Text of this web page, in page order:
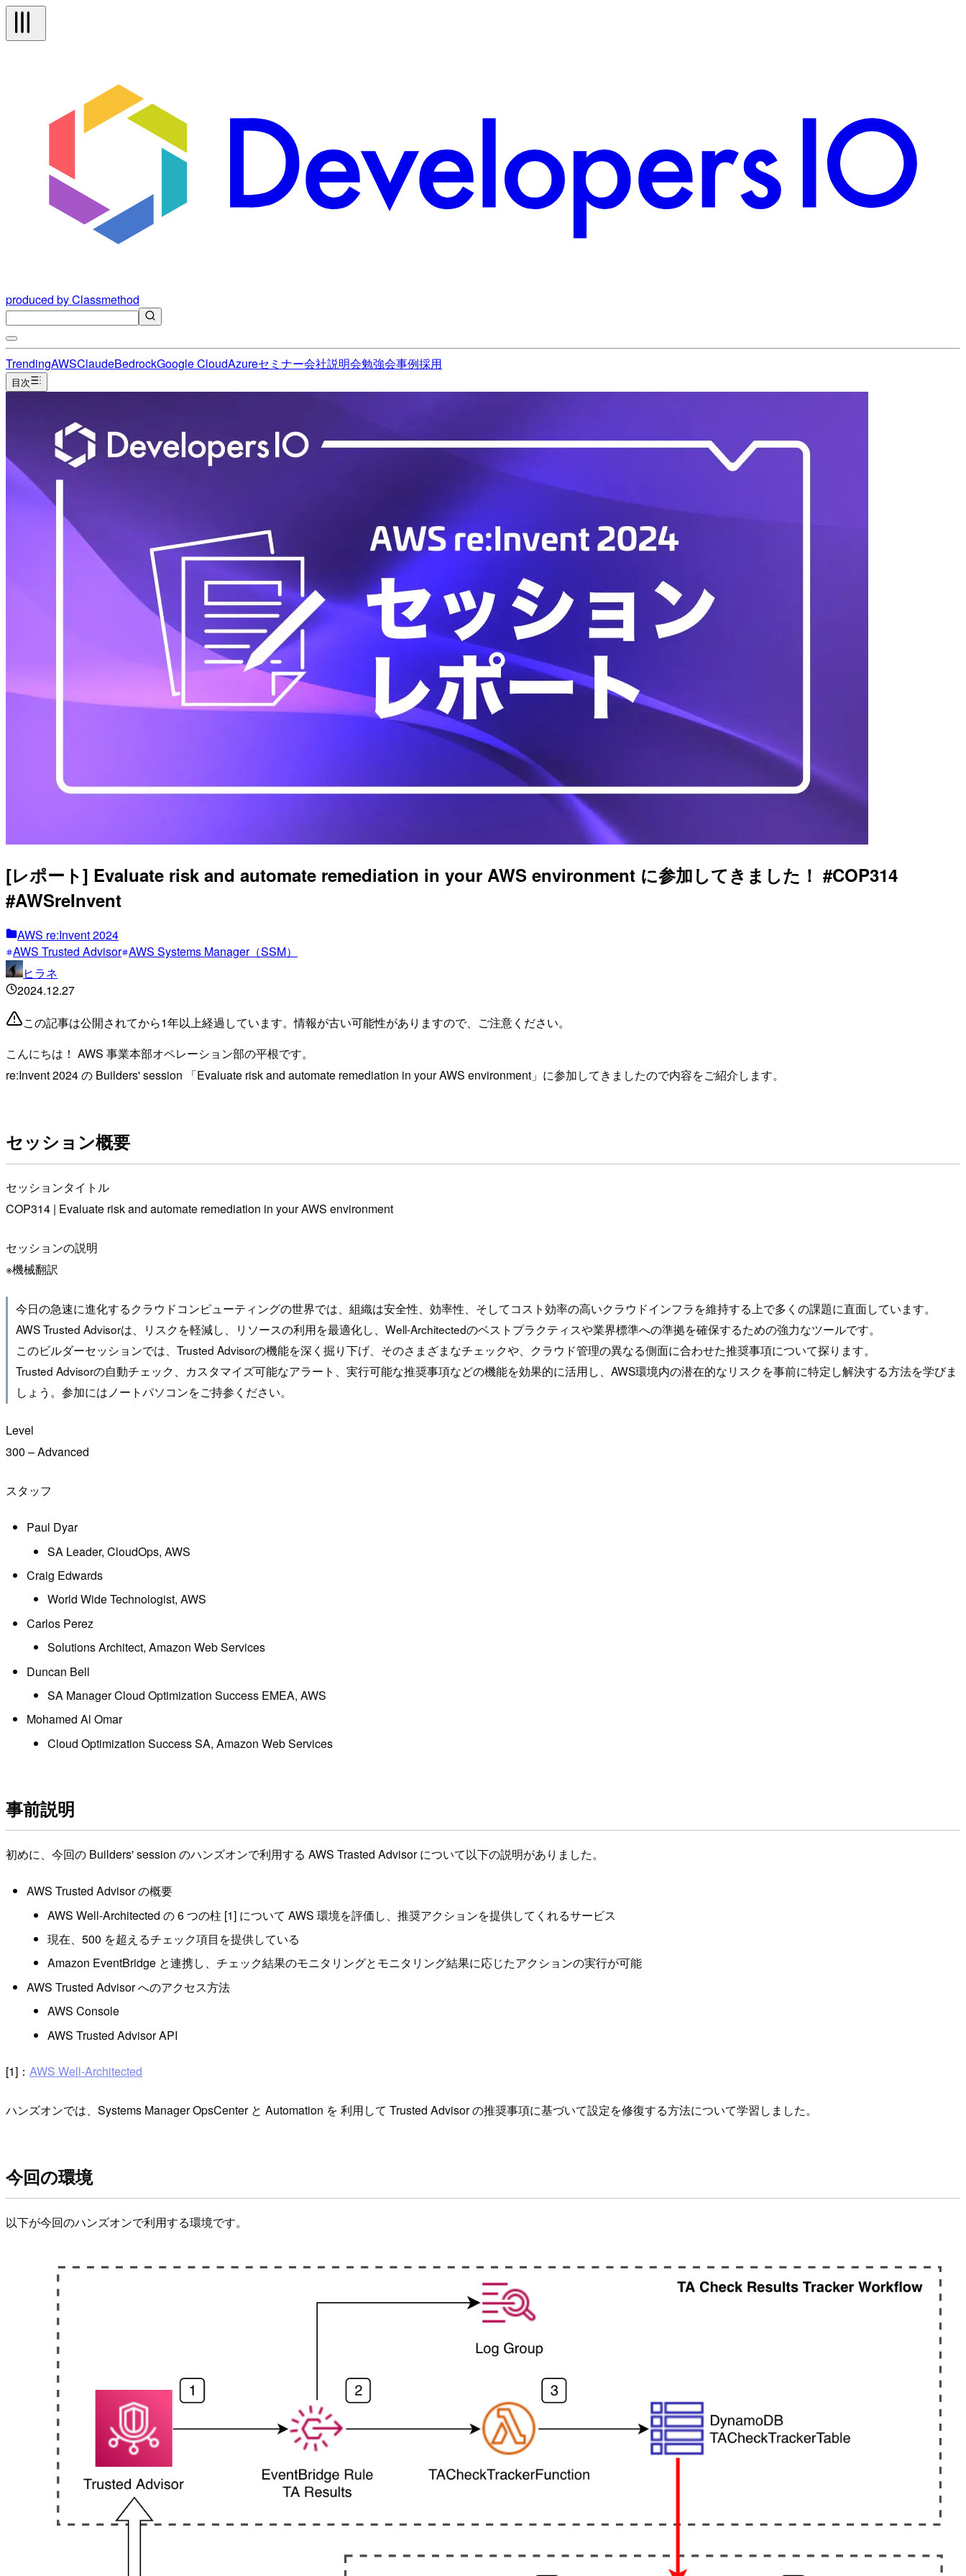
produced by Classmethod
TrendingAWSClaudeBedrockGoogle CloudAzureセミナー会社説明会勉強会事例採用
目次
[レポート] Evaluate risk and automate remediation in your AWS environment に参加してきました！ #COP314
#AWSreInvent
AWS re:Invent 2024
AWS Trusted Advisor AWS Systems Manager（SSM）
ヒラネ
2024.12.27
この記事は公開されてから1年以上経過しています。情報が古い可能性がありますので、ご注意ください。
こんにちは！ AWS 事業本部オペレーション部の平根です。
re:Invent 2024 の Builders' session 「Evaluate risk and automate remediation in your AWS environment」に参加してきましたので内容をご紹介します。
セッション概要
セッションタイトル
COP314 | Evaluate risk and automate remediation in your AWS environment
セッションの説明
※機械翻訳
今日の急速に進化するクラウドコンピューティングの世界では、組織は安全性、効率性、そしてコスト効率の高いクラウドインフラを維持する上で多くの課題に直面しています。
AWS Trusted Advisorは、リスクを軽減し、リソースの利用を最適化し、Well-Architectedのベストプラクティスや業界標準への準拠を確保するための強力なツールです。
このビルダーセッションでは、Trusted Advisorの機能を深く掘り下げ、そのさまざまなチェックや、クラウド管理の異なる側面に合わせた推奨事項について探ります。
Trusted Advisorの自動チェック、カスタマイズ可能なアラート、実行可能な推奨事項などの機能を効果的に活用し、AWS環境内の潜在的なリスクを事前に特定し解決する方法を学びま
しょう。参加にはノートパソコンをご持参ください。
Level
300 – Advanced
スタッフ
Paul Dyar
SA Leader, CloudOps, AWS
Craig Edwards
World Wide Technologist, AWS
Carlos Perez
Solutions Architect, Amazon Web Services
Duncan Bell
SA Manager Cloud Optimization Success EMEA, AWS
Mohamed Al Omar
Cloud Optimization Success SA, Amazon Web Services
事前説明
初めに、今回の Builders' session のハンズオンで利用する AWS Trasted Advisor について以下の説明がありました。
AWS Trusted Advisor の概要
AWS Well-Architected の 6 つの柱 [1] について AWS 環境を評価し、推奨アクションを提供してくれるサービス
現在、500 を超えるチェック項目を提供している
Amazon EventBridge と連携し、チェック結果のモニタリングとモニタリング結果に応じたアクションの実行が可能
AWS Trusted Advisor へのアクセス方法
AWS Console
AWS Trusted Advisor API
[1]： AWS Well-Architected
ハンズオンでは、Systems Manager OpsCenter と Automation を 利用して Trusted Advisor の推奨事項に基づいて設定を修復する方法について学習しました。
今回の環境
以下が今回のハンズオンで利用する環境です。